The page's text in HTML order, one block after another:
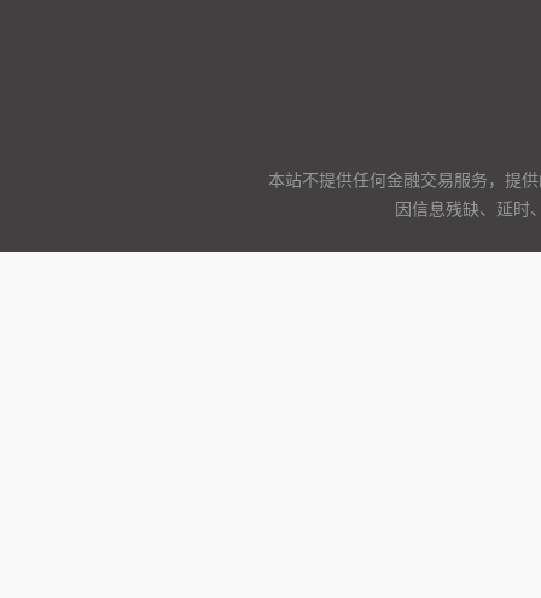
本站不提供任何金融交易服务，提
因信息残缺、延时